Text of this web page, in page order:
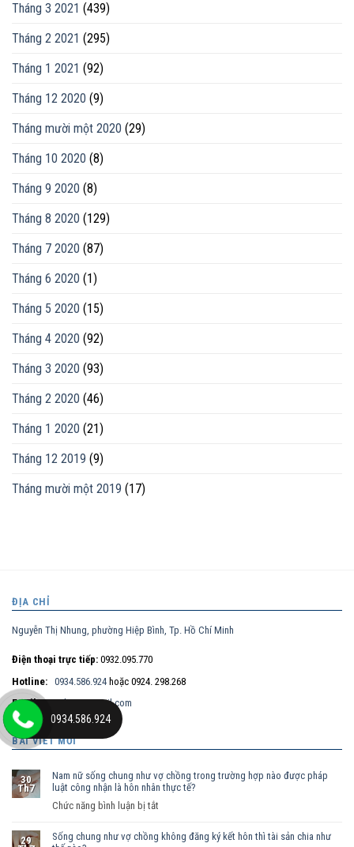
Tháng 3 2021 (439)
Tháng 2 2021 (295)
Tháng 1 2021 (92)
Tháng 12 2020 (9)
Tháng mười một 2020 (29)
Tháng 10 2020 (8)
Tháng 9 2020 (8)
Tháng 8 2020 (129)
Tháng 7 2020 (87)
Tháng 6 2020 (1)
Tháng 5 2020 (15)
Tháng 4 2020 (92)
Tháng 3 2020 (93)
Tháng 2 2020 (46)
Tháng 1 2020 (21)
Tháng 12 2019 (9)
Tháng mười một 2019 (17)
ĐỊA CHỈ
Nguyễn Thị Nhung, phường Hiệp Bình, Tp. Hồ Chí Minh
Điện thoại trực tiếp: 0932.095.770
Hotline: 0934.586.924 hoặc 0924. 298.268
Email: maitt.lssg@gmail.com
BÀI VIẾT MỚI
30
Th7
Nam nữ sống chung như vợ chồng trong trường hợp nào được pháp
luật công nhận là hôn nhân thực tế?
Chức năng bình luận bị tắt
nữ
29
Sống chung như vợ chồng không đăng ký kết hôn thì tài sản chia như
0934.586.924